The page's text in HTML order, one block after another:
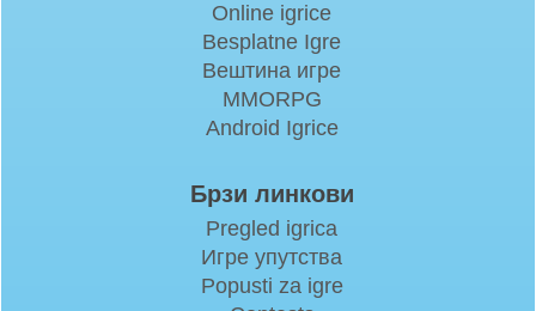
Online igrice
Besplatne Igre
Вештина игре
MMORPG
Android Igrice
Брзи линкови
Pregled igrica
Игре упутства
Popusti za igre